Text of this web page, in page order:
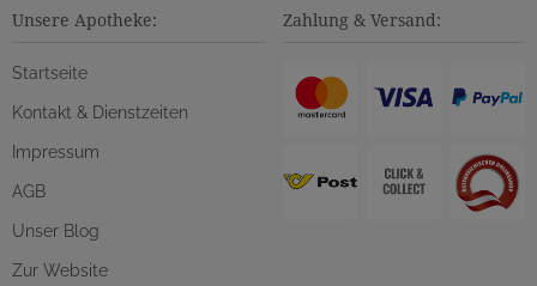
Unsere Apotheke:
Startseite
Kontakt & Dienstzeiten
Impressum
AGB
Unser Blog
Zur Website
Zahlung & Versand: